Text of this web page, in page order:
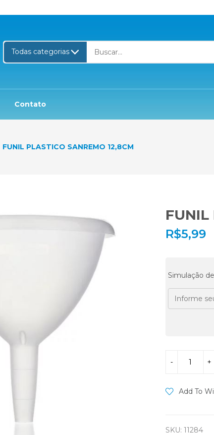
Contato
FUNIL PLASTICO SANREMO 12,8CM
FUNIL
R$5,99
Simulação
Add To
SKU: 11284